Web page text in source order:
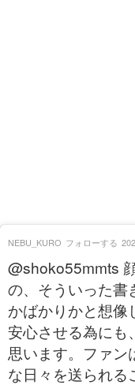
@shoko55mmts
の、そういった書
かばかりかと想像
安心させる為にも
思います。ファン
な日々を送られる
NEBU_KURO フォローする